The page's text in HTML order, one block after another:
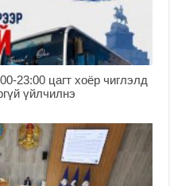
23:00 цагт хоёр чиглэлд
үйлчилнэ